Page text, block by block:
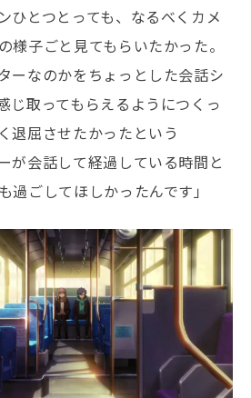
ひとつとっても、なるべくカメ
様子ごと見てもらいたかった。
ーなのかをちょっとした会話シ
じ取ってもらえるようにつくっ
退屈させたかったという
会話して経過している時間と
過ごしてほしかったんです」